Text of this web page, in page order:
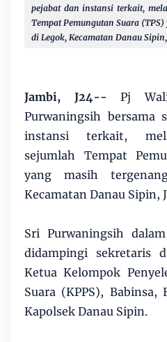
pejabat dan instansi terkait,
Tempat Pemungutan Suara
di Legok, Kecamatan Danau
Jambi, J24--Pj
Purwaningsih bersama
instansi terkait,
sejumlah Tempat
yang masih
Kecamatan Danau
Sri Purwaningsih
didampingi sekretaris
Ketua Kelompok
Suara (KPPS), Babinsa,
Kapolsek Danau Sipin.